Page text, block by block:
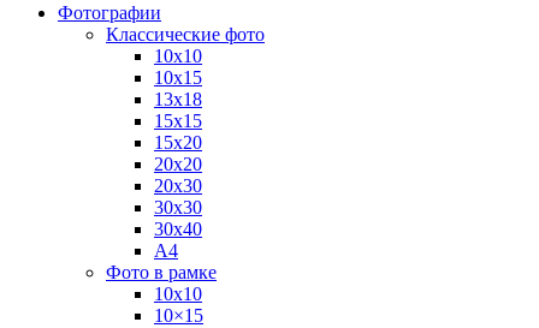
Фотографии
Классические фото
10х10
10х15
13х18
15х15
15х20
20х20
20х30
30х30
30х40
А4
Фото в рамке
10х10
10×15